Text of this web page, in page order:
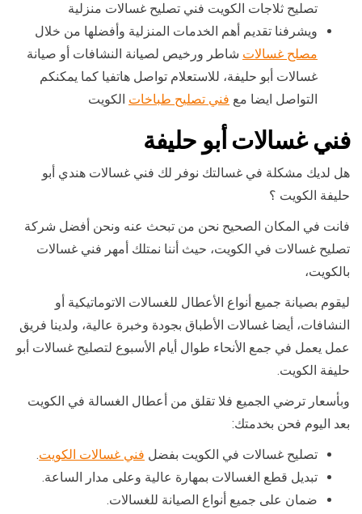
تصليح ثلاجات الكويت فني تصليح غسالات منزلية
ويشرفنا تقديم أهم الخدمات المنزلية وأفضلها من خلال
مصلح غسالات شاطر ورخيص لصيانة النشافات أو صيانة
غسالات أبو حليفة، للاستعلام تواصل هاتفيا كما يمكنكم
التواصل ايضا مع فني تصليح طباخات الكويت
فني غسالات أبو حليفة
هل لديك مشكلة في غسالتك نوفر لك فني غسالات هندي أبو
حليفة الكويت ؟
فانت في المكان الصحيح نحن من تبحث عنه ونحن أفضل شركة
تصليح غسالات في الكويت، حيث أننا نمتلك أمهر فني غسالات
بالكويت،
ليقوم بصيانة جميع أنواع الأعطال للغسالات الاتوماتيكية أو
النشافات، أيضا غسالات الأطباق بجودة وخبرة عالية، ولدينا فريق
عمل يعمل في جمع الأنحاء طوال أيام الأسبوع لتصليح غسالات أبو
حليفة الكويت.
وبأسعار ترضي الجميع فلا تقلق من أعطال الغسالة في الكويت
بعد اليوم فحن بخدمتك:
تصليح غسالات في الكويت بفضل فني غسالات الكويت.
تبديل قطع الغسالات بمهارة عالية وعلى مدار الساعة.
ضمان على جميع أنواع الصيانة للغسالات.